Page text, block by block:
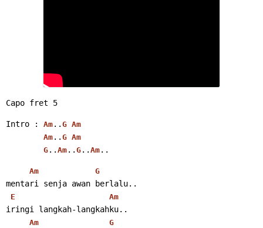
Capo fret 5
Intro : Am .. G Am
Am .. G Am
G .. Am .. G .. Am ..
Am G
mentari senja awan berlalu..
E Am
iringi langkah-langkahku..
Am G